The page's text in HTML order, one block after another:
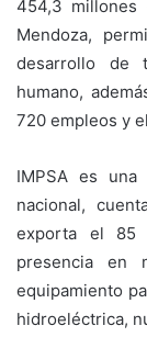
454,3
Mendoza,
desarrollo de
humano,
720 empleos y
IMPSA es una
nacional,
exporta el 85
presencia en
equipamiento
hidroeléctrica,